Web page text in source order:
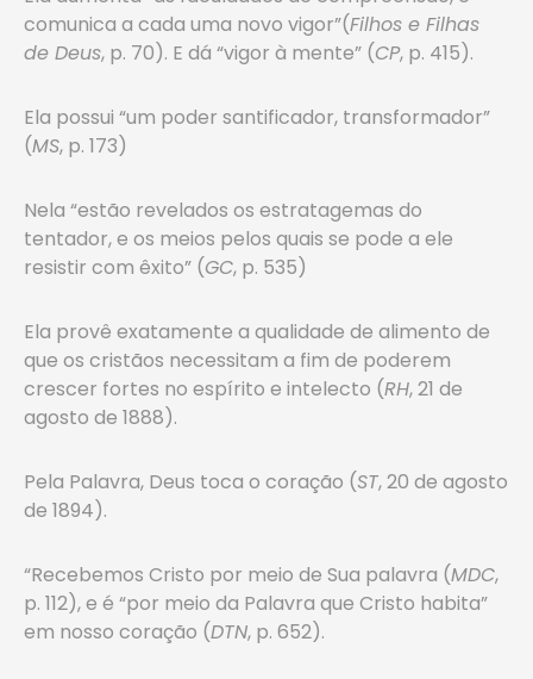
comunica a cada uma novo vigor”(Filhos e Filhas
de Deus, p. 70). E dá “vigor à mente” (CP, p. 415).
Ela possui “um poder santificador, transformador”
(MS, p. 173)
Nela “estão revelados os estratagemas do
tentador, e os meios pelos quais se pode a ele
resistir com êxito” (GC, p. 535)
Ela provê exatamente a qualidade de alimento de
que os cristãos necessitam a fim de poderem
crescer fortes no espírito e intelecto (RH, 21 de
agosto de 1888).
Pela Palavra, Deus toca o coração (ST, 20 de agosto
de 1894).
“Recebemos Cristo por meio de Sua palavra (MDC,
p. 112), e é “por meio da Palavra que Cristo habita”
em nosso coração (DTN, p. 652).